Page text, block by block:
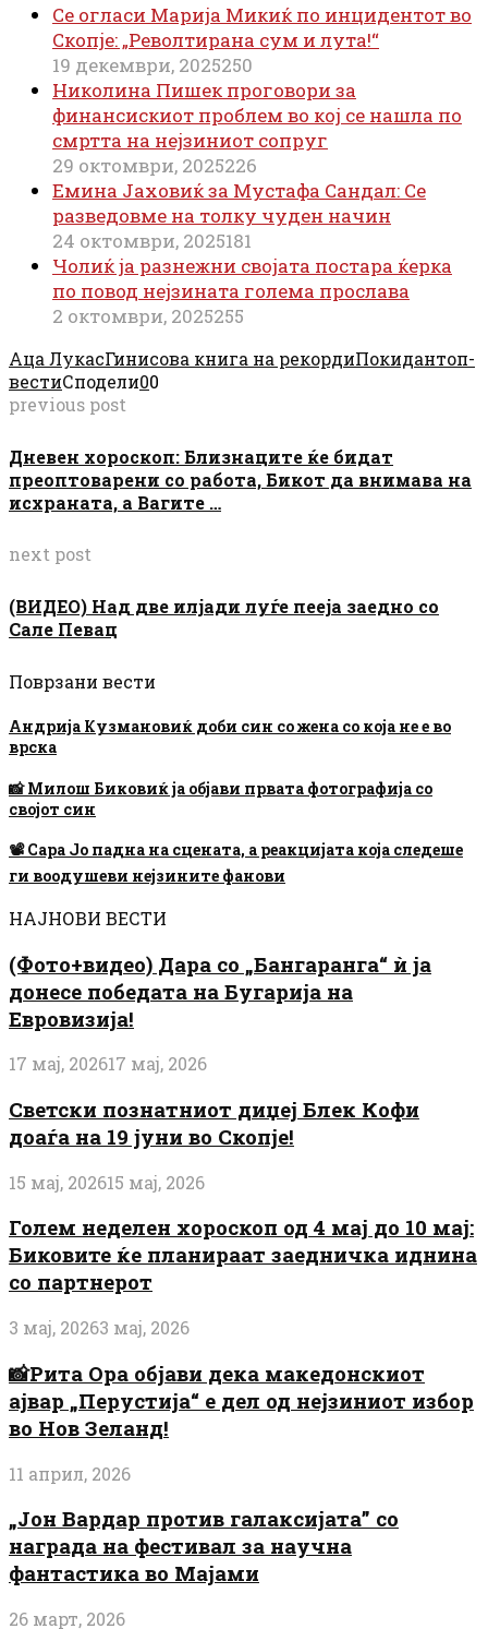
Се огласи Марија Микиќ по инцидентот во
Скопје: „Револтирана сум и лута!“
19 декември, 2025250
Николина Пишек проговори за
финансискиот проблем во кој се нашла по
смртта на нејзиниот сопруг
29 октомври, 2025226
Емина Јаховиќ за Мустафа Сандал: Се
разведовме на толку чуден начин
24 октомври, 2025181
Чолиќ ја разнежни својата постара ќерка
по повод нејзината голема прослава
2 октомври, 2025255
Аца ЛукасГинисова книга на рекордиПокидантоп-
вестиСподели00
previous post
Дневен хороскоп: Близнаците ќе бидат
преоптоварени со работа, Бикот да внимава на
исхраната, а Вагите …
next post
(ВИДЕО) Над две илјади луѓе пееја заедно со
Сале Певац
Поврзани вести
Андрија Кузмановиќ доби син со жена со која не е во
врска
📸 Милош Биковиќ ја објави првата фотографија со
својот син
📽 Сара Јо падна на сцената, а реакцијата која следеше
ги воодушеви нејзините фанови
НАЈНОВИ ВЕСТИ
(Фото+видео) Дара со „Бангаранга“ ѝ ја
донесе победата на Бугарија на
Евровизија!
17 мај, 202617 мај, 2026
Светски познатниот диџеј Блек Кофи
доаѓа на 19 јуни во Скопје!
15 мај, 202615 мај, 2026
Голем неделен хороскоп од 4 мај до 10 мај:
Биковите ќе планираат заедничка иднина
со партнерот
3 мај, 20263 мај, 2026
📸Рита Ора објави дека македонскиот
ајвар „Перустија“ е дел од нејзиниот избор
во Нов Зеланд!
11 април, 2026
„Јон Вардар против галаксијата” со
награда на фестивал за научна
фантастика во Мајами
26 март, 2026